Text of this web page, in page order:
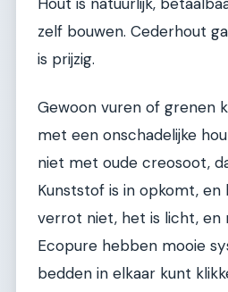
Hout is natuurlijk,
zelf bouwen. Cederhout
is prijzig.
Gewoon vuren of grenen
met een onschadelijke
niet met oude creosoot,
Kunststof is in opkomt, en
verrot niet, het is licht, en
Ecopure hebben mooie
bedden in elkaar kunt